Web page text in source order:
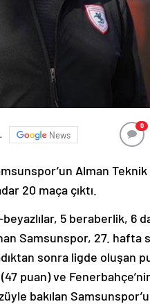
News
0
Alman
20 maça çıktı.
beyazlılar, 5 beraberlik, 6
Samsunspor, 27. hafta
sonra ligde oluşan
puan) ve
bakılan